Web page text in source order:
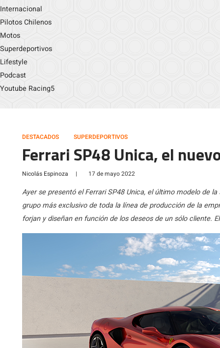
Internacional
Pilotos Chilenos
Motos
Superdeportivos
Lifestyle
Podcast
Youtube Racing5
DESTACADOS SUPERDEPORTIVOS
Ferrari SP48 Unica, el
Nicolás Espinoza | 17 de mayo 2022
Ayer se presentó el Ferrari SP48 Unica, el último modelo de
grupo más exclusivo de toda la línea de producción de la
forjan y diseñan en función de los deseos de un sólo cliente.